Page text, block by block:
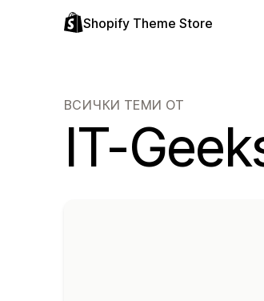
Shopify Theme Store
ВСИЧКИ ТЕМИ ОТ
IT-